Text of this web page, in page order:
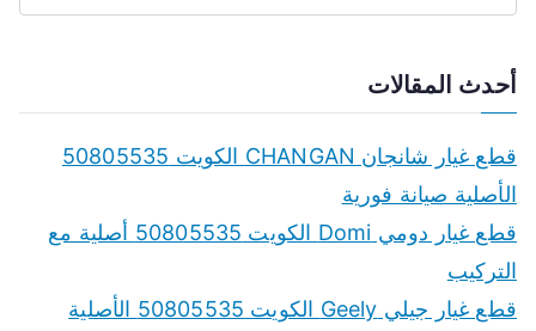
r
أحدث المقالات
قطع غيار شانجان CHANGAN الكويت 50805535
الأصلية صيانة فورية
قطع غيار دومي Domi الكويت 50805535 أصلية مع
التركيب
قطع غيار جيلي Geely الكويت 50805535 الأصلية